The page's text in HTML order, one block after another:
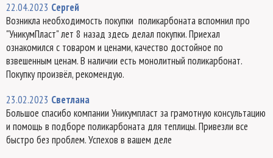
22.04.2023 Сергей
Возникла необходимость покупки поликарбоната вспомнил про
"УникумПласт" лет 8 назад здесь делал покупки. Приехал
ознакомился с товаром и ценами, качество достойное по
взвешенным ценам. В наличии есть монолитный поликарбонат.
Покупку произвёл, рекомендую.
23.02.2023 Светлана
Большое спасибо компании Уникумпласт за грамотную консультацию
и помощь в подборе поликарбоната для теплицы. Привезли все
быстро без проблем. Успехов в вашем деле